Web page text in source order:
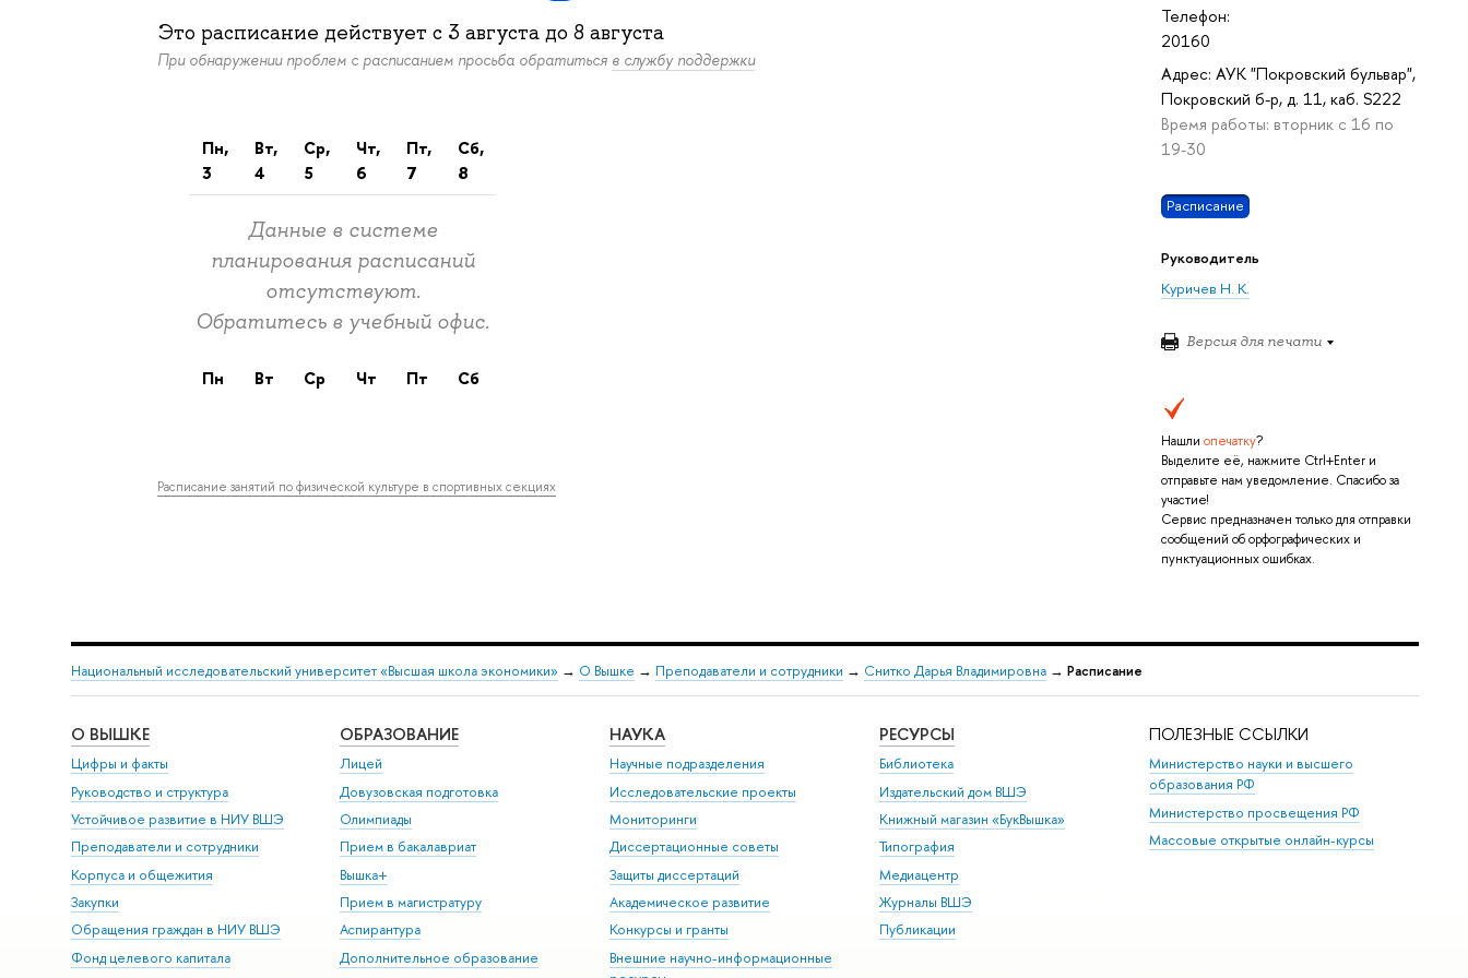
Телефон:
20160
Адрес: АУК "Покровский бульвар",
Покровский б-р, д. 11, каб. S222
Время работы: вторник с 16 по
19-30
Расписание
Руководитель
Куричев Н. К.
Версия для печати
Нашли опечатку?
Выделите её, нажмите Ctrl+Enter и
отправьте нам уведомление. Спасибо за
участие!
Сервис предназначен только для отправки
сообщений об орфографических и
пунктуационных ошибках.
Это расписание действует c 3 августа до8 августа
При обнаружении проблем с расписанием просьба обратиться в службу поддержки
пн,
3
вт,
4
ср,
5
чт,
6
пт,
7
сб,
8
Данные в системе
планирования расписаний
отсутствуют.
Обратитесь в учебный офис.
пн вт ср чт пт сб
Расписание занятий по физической культуре в спортивных секциях
Национальный исследовательский университет «Высшая школа экономики» → О Вышке → Преподаватели и сотрудники → Снитко Дарья Владимировна→ Расписание
О ВЫШКЕ
Цифры и факты
Руководство и структура
Устойчивое развитие в НИУ ВШЭ
Преподаватели и сотрудники
Корпуса и общежития
Закупки
Обращения граждан в НИУ ВШЭ
Фонд целевого капитала
ОБРАЗОВАНИЕ
Лицей
Довузовская подготовка
Олимпиады
Прием в бакалавриат
Вышка+
Прием в магистратуру
Аспирантура
Дополнительное образование
НАУКА
Научные подразделения
Исследовательские проекты
Мониторинги
Диссертационные советы
Защиты диссертаций
Академическое развитие
Конкурсы и гранты
Внешние научно-информационные
РЕСУРСЫ
Библиотека
Издательский дом ВШЭ
Книжный магазин «БукВышка»
Типография
Медиацентр
Журналы ВШЭ
Публикации
ПОЛЕЗНЫЕ ССЫЛКИ
Министерство науки и высшего
образования РФ
Министерство просвещения РФ
Массовые открытые онлайн-курсы